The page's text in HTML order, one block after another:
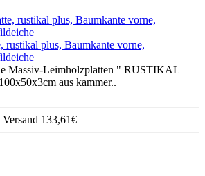
rustikal plus, Baumkante vorne,
Massiv-Leimholzplatten " RUSTIKAL
aus kammer..
133,61€